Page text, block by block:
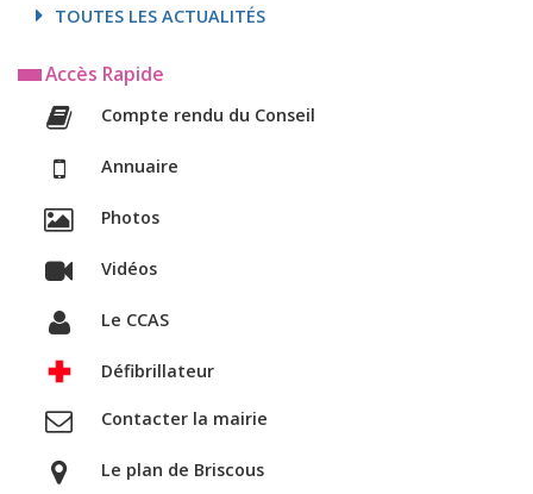
TOUTES LES ACTUALITÉS
Accès Rapide
Compte rendu du Conseil
Annuaire
Photos
Vidéos
Le CCAS
Défibrillateur
Contacter la mairie
Le plan de Briscous